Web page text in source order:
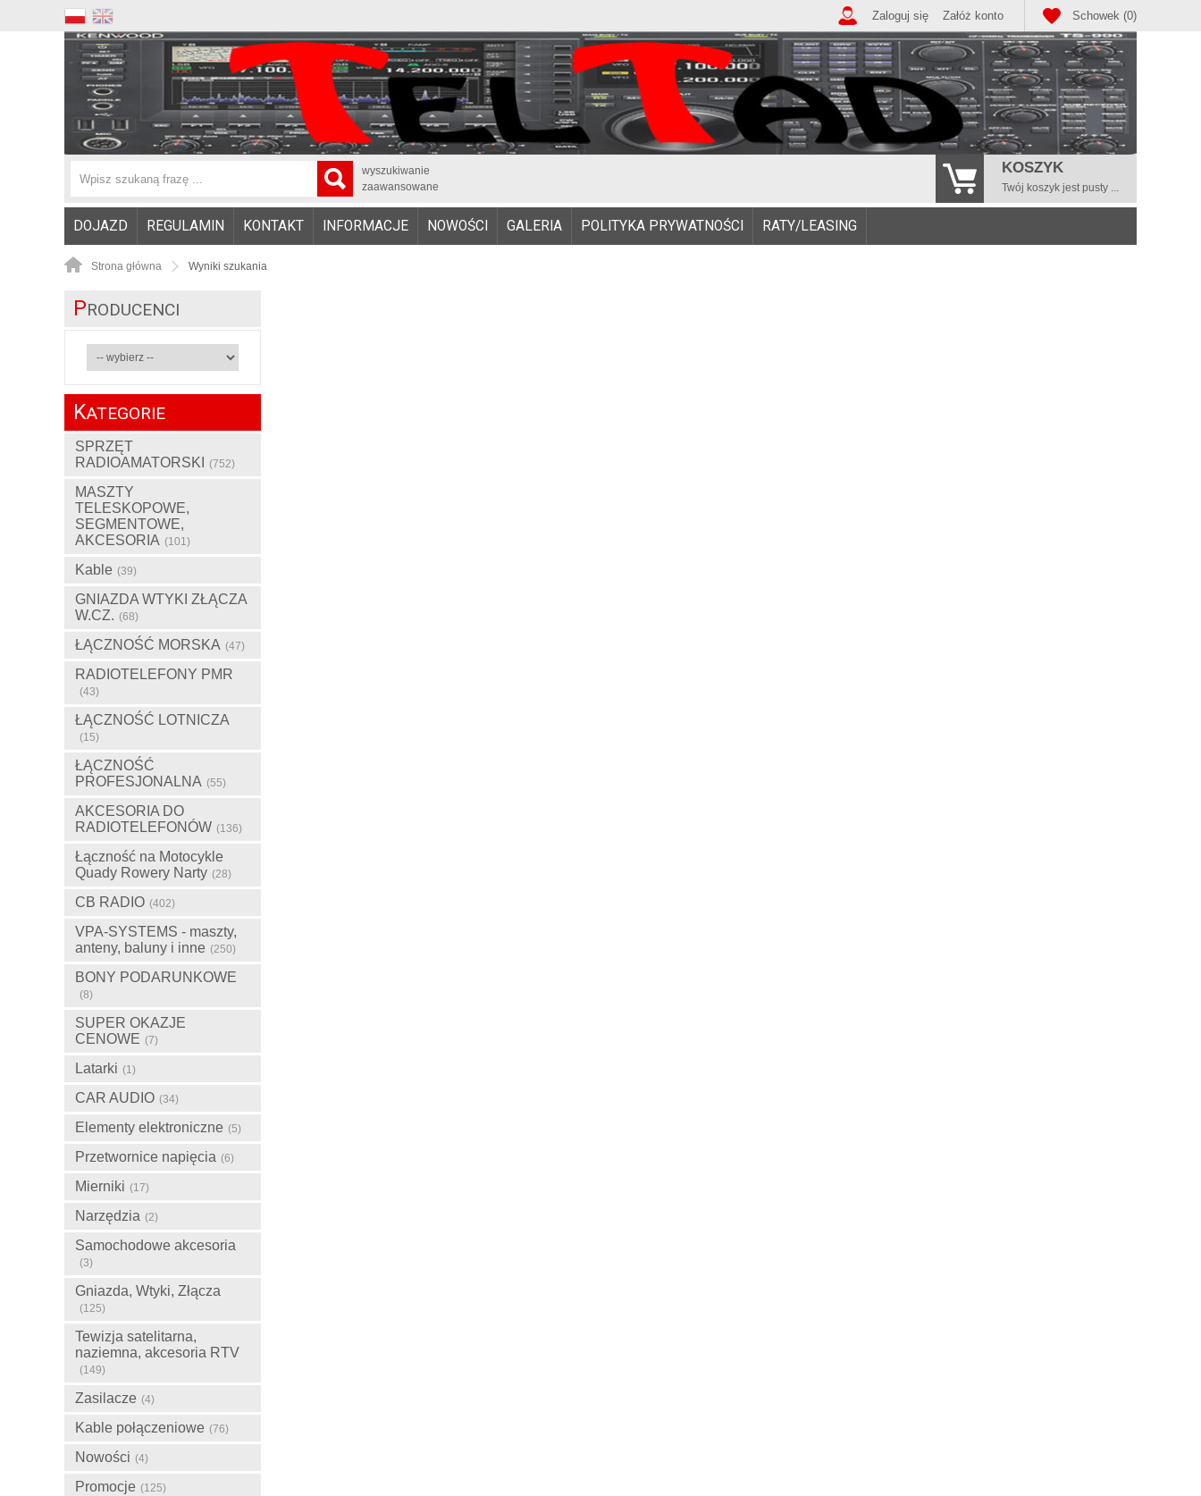
Schowek (0)
Zaloguj się Załóż konto
wyszukiwanie
zaawansowane
KOSZYK
Twój koszyk jest pusty ...
DOJAZD REGULAMIN KONTAKT INFORMACJE NOWOŚCI GALERIA POLITYKA PRYWATNOŚCI RATY/LEASING
Strona główna Wyniki szukania
PRODUCENCI
KATEGORIE
SPRZĘT
RADIOAMATORSKI
(752)
MASZTY
TELESKOPOWE,
SEGMENTOWE,
AKCESORIA (101)
Kable (39)
GNIAZDA WTYKI ZŁĄCZA
W.CZ. (68)
ŁĄCZNOŚĆ MORSKA (47)
RADIOTELEFONY PMR
(43)
ŁĄCZNOŚĆ LOTNICZA
(15)
ŁĄCZNOŚĆ
PROFESJONALNA (55)
AKCESORIA DO
RADIOTELEFONÓW (136)
Łączność na Motocykle
Quady Rowery Narty (28)
CB RADIO (402)
VPA-SYSTEMS - maszty,
anteny, baluny i inne (250)
BONY PODARUNKOWE
(8)
SUPER OKAZJE
CENOWE (7)
Latarki (1)
CAR AUDIO (34)
Elementy elektroniczne (5)
Przetwornice napięcia (6)
Mierniki (17)
Narzędzia (2)
Samochodowe akcesoria
(3)
Gniazda, Wtyki, Złącza
(125)
Tewizja satelitarna,
naziemna, akcesoria RTV
(149)
Zasilacze (4)
Kable połączeniowe (76)
Nowości (4)
Promocje (125)